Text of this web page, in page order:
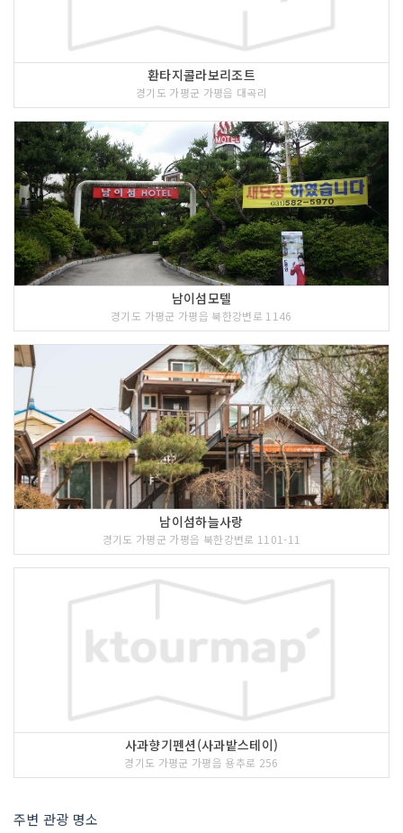
환타지콜라보리조트
경기도 가평군 가평읍 대곡리
남이섬모텔
경기도 가평군 가평읍 북한강변로 1146
남이섬하늘사랑
경기도 가평군 가평읍 북한강변로 1101-11
사과향기펜션(사과밭스테이)
경기도 가평군 가평읍 용추로 256
주변 관광 명소